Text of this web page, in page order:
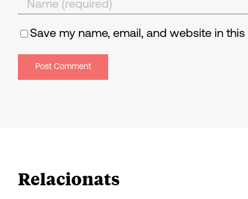
Save my name, email, and website in
Relacionats